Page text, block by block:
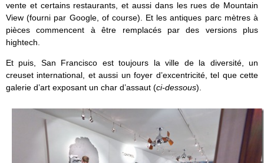
vente et certains restaurants, et aussi dans les rues de Mountain
View (fourni par Google, of course). Et les antiques parc mètres à
pièces commencent à être remplacés par des versions plus
hightech.
Et puis, San Francisco est toujours la ville de la diversité, un
creuset international, et aussi un foyer d’excentricité, tel que cette
galerie d’art exposant un char d’assaut (ci-dessous).